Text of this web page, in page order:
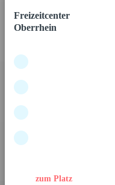
Freizeitcenter
Oberrhein
zum Platz